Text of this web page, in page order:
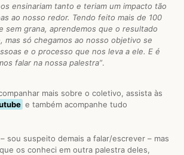
ensinariam tanto e teriam um impacto tão
ao nosso redor. Tendo feito mais de 100
sem grana, aprendemos que o resultado
mas só chegamos ao nosso objetivo se
e o processo que nos leva a ele. E é
falar na nossa palestra”.
mais sobre o coletivo, assista às
e também acompanhe tudo
sou suspeito demais a falar/escrever – mas
os conheci em outra palestra deles,